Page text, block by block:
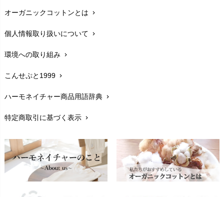
在庫状況と発送予定chevron_right
サイズ・寸法chevron_right
生地・素材chevron_right
お手入れについて
レビューを書こうchevron_right
返品交換chevron_right
FAXでのご注文
お問い合わせchevron_right
オーガニックコットンとは chevron_right
個人情報取り扱いについて chevron_right
環境への取り組み chevron_right
こんせぷと1999 chevron_right
ハーモネイチャー商品用語辞典 chevron_right
特定商取引に基づく表示 chevron_right